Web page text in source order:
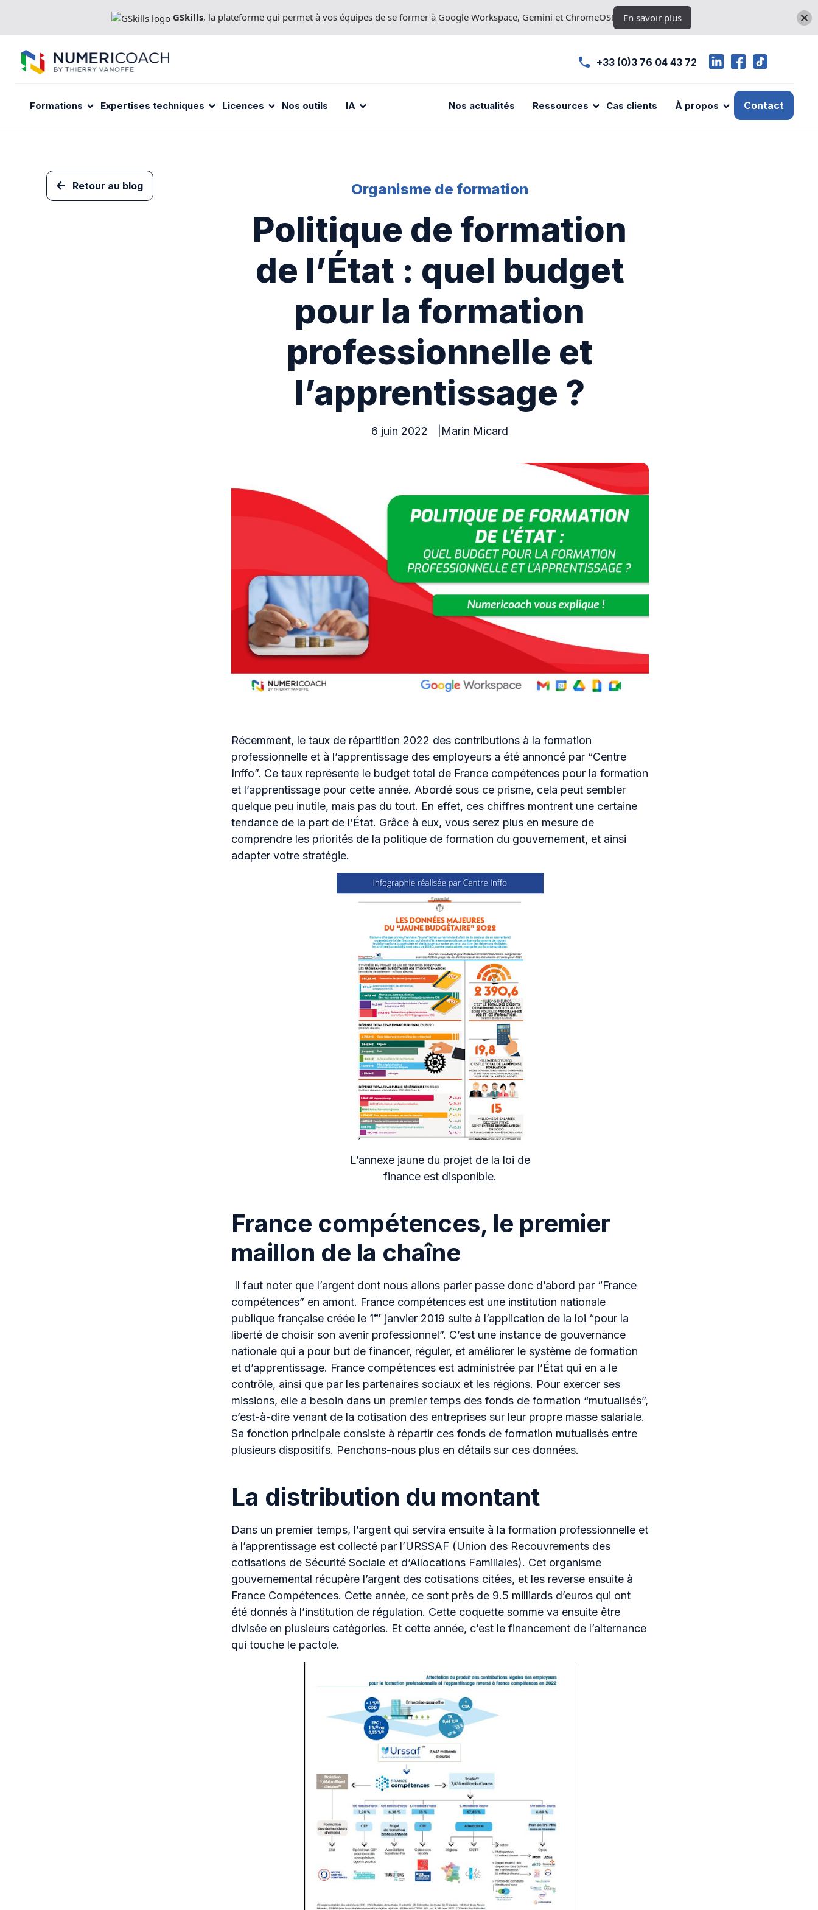
au
+33 (0)3 76 04 43 72
Formations Expertises techniques Licences Nos outils IA Nos actualités Ressources Cas clients À propos Contact
Retour au blog Organisme de formation
Politique de formation
de l’État : quel budget
pour la formation
professionnelle et
l’apprentissage ?
6 juin 2022 Marin Micard
Récemment, le taux de répartition 2022 des contributions à la formation
professionnelle et à l’apprentissage des employeurs a été annoncé par “Centre
Inffo”. Ce taux représente le budget total de France compétences pour la formation
et l’apprentissage pour cette année. Abordé sous ce prisme, cela peut sembler
quelque peu inutile, mais pas du tout. En effet, ces chiffres montrent une certaine
tendance de la part de l’État. Grâce à eux, vous serez plus en mesure de
comprendre les priorités de la politique de formation du gouvernement, et ainsi
adapter votre stratégie.
L’annexe jaune du projet de la loi de
finance est disponible.
France compétences, le premier
maillon de la chaîne
Il faut noter que l’argent dont nous allons parler passe donc d’abord par “France
compétences” en amont. France compétences est une institution nationale
publique française créée le 1ᵉʳ janvier 2019 suite à l’application de la loi “pour la
liberté de choisir son avenir professionnel”. C’est une instance de gouvernance
nationale qui a pour but de financer, réguler, et améliorer le système de formation
et d’apprentissage. France compétences est administrée par l’État qui en a le
contrôle, ainsi que par les partenaires sociaux et les régions. Pour exercer ses
missions, elle a besoin dans un premier temps des fonds de formation “mutualisés”,
c’est-à-dire venant de la cotisation des entreprises sur leur propre masse salariale.
Sa fonction principale consiste à répartir ces fonds de formation mutualisés entre
plusieurs dispositifs. Penchons-nous plus en détails sur ces données.
La distribution du montant
Dans un premier temps, l’argent qui servira ensuite à la formation professionnelle et
à l’apprentissage est collecté par l’URSSAF (Union des Recouvrements des
cotisations de Sécurité Sociale et d’Allocations Familiales). Cet organisme
gouvernemental récupère l’argent des cotisations citées, et les reverse ensuite à
France Compétences. Cette année, ce sont près de 9.5 milliards d’euros qui ont
été donnés à l’institution de régulation. Cette coquette somme va ensuite être
divisée en plusieurs catégories. Et cette année, c’est le financement de l’alternance
qui touche le pactole.
GSkills, la plateforme qui permet à vos équipes de se former à Google Workspace, Gemini et ChromeOS! En savoir plus